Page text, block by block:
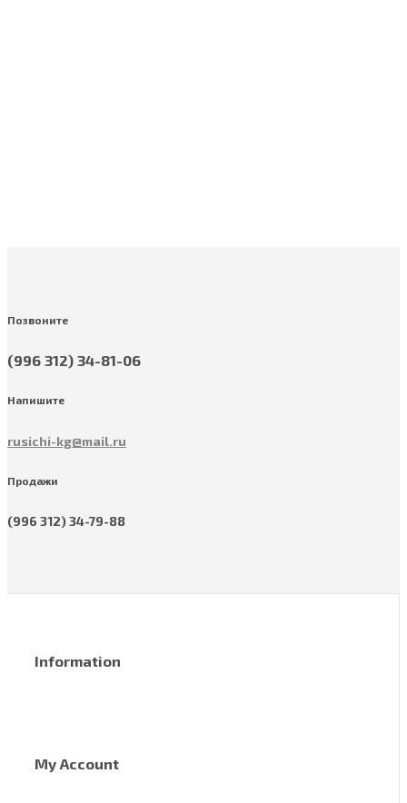
Позвоните
(996 312) 34-81-06
Напишите
rusichi-kg@mail.ru
Продажи
(996 312) 34-79-88
Information
My Account